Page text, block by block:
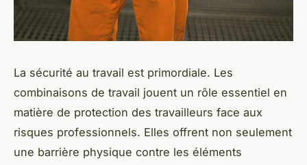
La sécurité au travail est primordiale. Les
combinaisons de travail jouent un rôle essentiel en
matière de protection des travailleurs face aux
risques professionnels. Elles offrent non seulement
une barrière physique contre les éléments